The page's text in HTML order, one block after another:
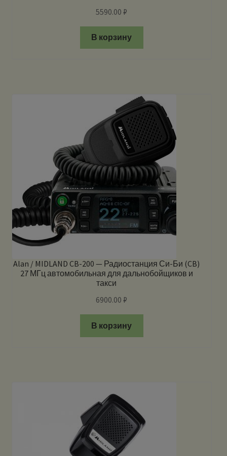
5590.00₽
В корзину
Alan / MIDLAND CB-200 — Радиостанция Си-Би (CB)
27 МГц автомобильная для дальнобойщиков и
такси
6900.00₽
В корзину